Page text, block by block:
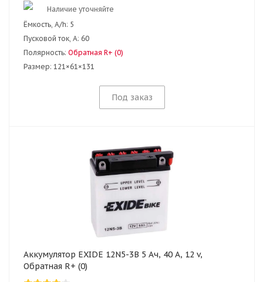
Наличие уточняйте
Ёмкость, A/h: 5
Пусковой ток, А: 60
Полярность: Обратная R+ (0)
Размер: 121×61×131
Под заказ
Аккумулятор EXIDE 12N5-3B 5 Ач, 40 А, 12 v,
Обратная R+ (0)